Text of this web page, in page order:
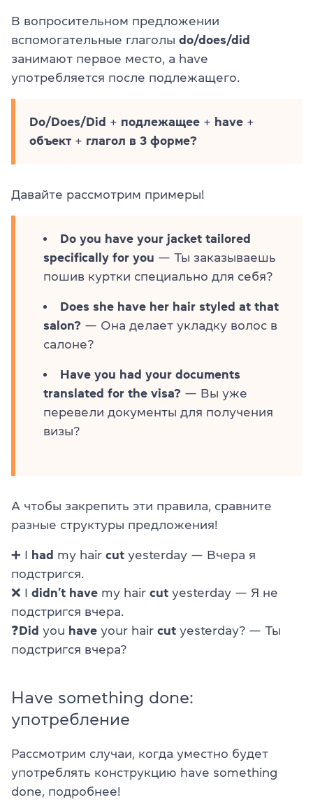
В вопросительном предложении
вспомогательные глаголы do/does/did
занимают первое место, а have
употребляется после подлежащего.
Do/Does/Did + подлежащее + have +
объект + глагол в 3 форме?
Давайте рассмотрим примеры!
Do you have your jacket tailored
specifically for you — Ты заказываешь
пошив куртки специально для себя?
Does she have her hair styled at that
salon? — Она делает укладку волос в
салоне?
Have you had your documents
translated for the visa? — Вы уже
перевели документы для получения
визы?
А чтобы закрепить эти правила, сравните
разные структуры предложения!
➕ I had my hair cut yesterday — Вчера я
подстригся.
❌ I didn’t have my hair cut yesterday — Я не
подстригся вчера.
❓Did you have your hair cut yesterday? — Ты
подстригся вчера?
Have something done:
употребление
Рассмотрим случаи, когда уместно будет
употреблять конструкцию have something
done, подробнее!